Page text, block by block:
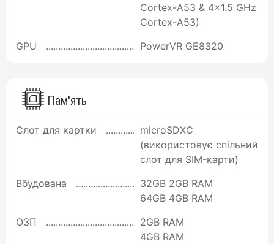
Cortex-A53 & 4x1.5 GHz
Cortex-A53)
GPU
PowerVR GE8320
Пам'ять
Слот для картки
microSDXC
(використовує спільний
слот для SIM-карти)
Вбудована
32GB 2GB RAM
64GB 4GB RAM
ОЗП
2GB RAM
4GB RAM